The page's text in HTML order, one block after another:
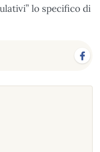
lo specifico di